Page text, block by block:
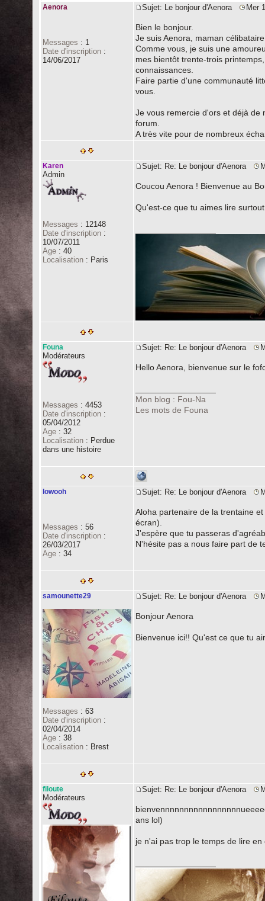
Aenora
Messages : 1
Date d'inscription :
14/06/2017
Sujet: Le bonjour d'Aenora Mer
Bien le bonjour.
Je suis Aenora, maman
Comme vous, je suis une
mes bientôt trente-trois
connaissances.
Faire partie d'une communauté
vous.
Je vous remercie d'ors et déjà de
forum.
A très vite pour de nombreux
Karen
Admin
Messages : 12148
Date d'inscription :
10/07/2011
Age : 40
Localisation : Paris
Sujet: Re: Le bonjour d'Aenora
Coucou Aenora ! Bienvenue au
Qu'est-ce que tu aimes lire
Founa
Modérateurs
Messages : 4453
Date d'inscription :
05/04/2012
Age : 32
Localisation : Perdue
dans une histoire
Sujet: Re: Le bonjour d'Aenora
Hello Aenora, bienvenue sur le
Mon blog : Fou-Na
Les mots de Founa
lowooh
Messages : 56
Date d'inscription :
26/03/2017
Age : 34
Sujet: Re: Le bonjour d'Aenora
Aloha partenaire de la trentaine
écran).
J'espère que tu passeras
N'hésite pas a nous faire part de
samounette29
Messages : 63
Date d'inscription :
02/04/2014
Age : 38
Localisation : Brest
Sujet: Re: Le bonjour d'Aenora
Bonjour Aenora
Bienvenue ici!! Qu'est ce que tu
filoute
Modérateurs
Sujet: Re: Le bonjour d'Aenora
ans lol)
je n'ai pas trop le temps de lire